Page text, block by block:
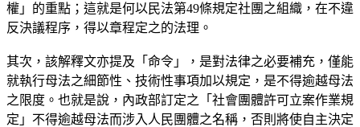
權」的重點；這就是何以民法第49條規定社團之組織，在不違
反決議程序，得以章程定之的法理。
其次，該解釋文亦提及「命令」，是對法律之必要補充，僅能
就執行母法之細節性、技術性事項加以規定，是不得逾越母法
之限度。也就是說，內政部訂定之「社會團體許可立案作業規
定」不得逾越母法而涉入人民團體之名稱，否則將使自主決定